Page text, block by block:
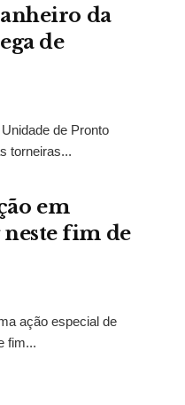
da
de
de Pronto
torneiras...
em
fim de
ação especial de
fim...